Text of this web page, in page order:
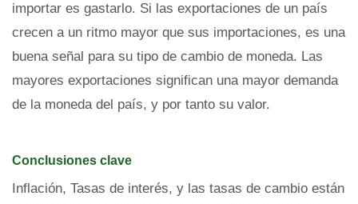
importar es gastarlo. Si las exportaciones de un país
crecen a un ritmo mayor que sus importaciones, es una
buena señal para su tipo de cambio de moneda. Las
mayores exportaciones significan una mayor demanda
de la moneda del país, y por tanto su valor.
Conclusiones clave
Inflación, Tasas de interés, y las tasas de cambio están